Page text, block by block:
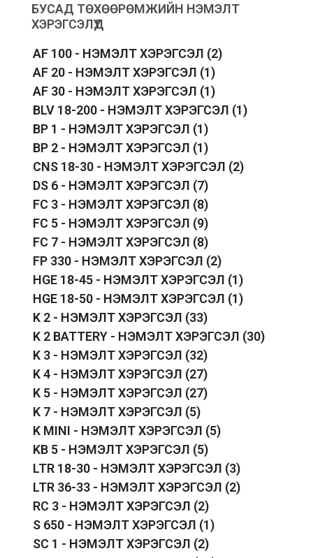
БУСАД ТӨХӨӨРӨМЖИЙН НЭМЭЛТ
ХЭРЭГСЭЛҮҮД
AF 100 - НЭМЭЛТ ХЭРЭГСЭЛ (2)
AF 20 - НЭМЭЛТ ХЭРЭГСЭЛ (1)
AF 30 - НЭМЭЛТ ХЭРЭГСЭЛ (1)
BLV 18-200 - НЭМЭЛТ ХЭРЭГСЭЛ (1)
BP 1 - НЭМЭЛТ ХЭРЭГСЭЛ (1)
BP 2 - НЭМЭЛТ ХЭРЭГСЭЛ (1)
CNS 18-30 - НЭМЭЛТ ХЭРЭГСЭЛ (2)
DS 6 - НЭМЭЛТ ХЭРЭГСЭЛ (7)
FC 3 - НЭМЭЛТ ХЭРЭГСЭЛ (8)
FC 5 - НЭМЭЛТ ХЭРЭГСЭЛ (9)
FC 7 - НЭМЭЛТ ХЭРЭГСЭЛ (8)
FP 330 - НЭМЭЛТ ХЭРЭГСЭЛ (2)
HGE 18-45 - НЭМЭЛТ ХЭРЭГСЭЛ (1)
HGE 18-50 - НЭМЭЛТ ХЭРЭГСЭЛ (1)
K 2 - НЭМЭЛТ ХЭРЭГСЭЛ (33)
K 2 BATTERY - НЭМЭЛТ ХЭРЭГСЭЛ (30)
K 3 - НЭМЭЛТ ХЭРЭГСЭЛ (32)
K 4 - НЭМЭЛТ ХЭРЭГСЭЛ (27)
K 5 - НЭМЭЛТ ХЭРЭГСЭЛ (27)
K 7 - НЭМЭЛТ ХЭРЭГСЭЛ (5)
K MINI - НЭМЭЛТ ХЭРЭГСЭЛ (5)
KB 5 - НЭМЭЛТ ХЭРЭГСЭЛ (5)
LTR 18-30 - НЭМЭЛТ ХЭРЭГСЭЛ (3)
LTR 36-33 - НЭМЭЛТ ХЭРЭГСЭЛ (2)
RC 3 - НЭМЭЛТ ХЭРЭГСЭЛ (2)
S 650 - НЭМЭЛТ ХЭРЭГСЭЛ (1)
SC 1 - НЭМЭЛТ ХЭРЭГСЭЛ (2)